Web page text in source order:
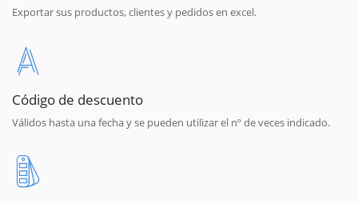
Exportar sus productos, clientes y pedidos en excel.
Código de descuento
Válidos hasta una fecha y se pueden utilizar el nº de veces indicado.